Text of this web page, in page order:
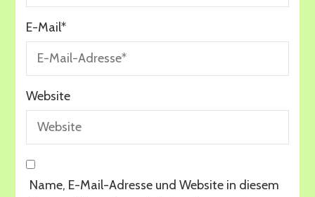
E-Mail*
Website
Name, E-Mail-Adresse und Website in diesem